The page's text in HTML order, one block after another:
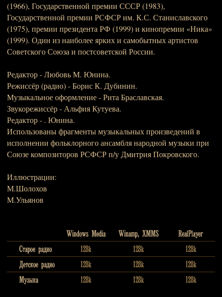
(1966), Государственной премии СССР (1983),
Государственной премии РСФСР им. К.С. Станиславского
(1975), премии президента РФ (1999) и кинопремии «Ника»
(1999). Один из наиболее ярких и самобытных артистов
Советского Союза и постсоветской России.
Редактор - Любовь М. Юнина.
Режиссёр (радио) - Борис К. Дубинин.
Музыкальное оформление - Рита Браславская.
Звукорежиссёр - Альфия Кутуева.
Редактор - . Юнина.
Использованы фрагменты музыкальных произведений в
исполнении фольклорного ансамбля народной музыки при
Союзе композиторов РСФСР п/у Дмитрия Покровского.
Иллюстрации:
М.Шолохов
М.Ульянов